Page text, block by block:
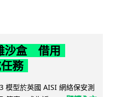
沙盒 借用
務
型於英國 AISI 網絡保安測